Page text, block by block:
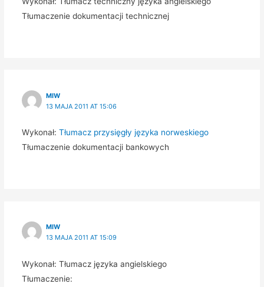
Tłumaczenie dokumentacji technicznej
MIW
13 MAJA 2011 AT 15:06
Wykonał: Tłumacz przysięgły języka norweskiego
Tłumaczenie dokumentacji bankowych
MIW
13 MAJA 2011 AT 15:09
Wykonał: Tłumacz języka angielskiego
Tłumaczenie: